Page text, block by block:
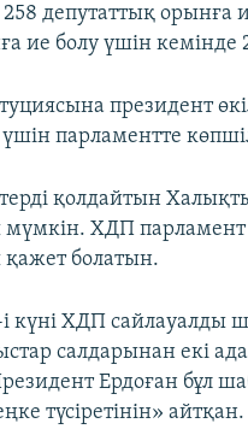
258 депутаттық
ие болу үшін кемінде
президент
парламентте
қолдайтын
ХДП парламент
болатын.
ХДП сайлауалды
салдарынан екі
Ердоған бұл
түсіретінін» айтқан.